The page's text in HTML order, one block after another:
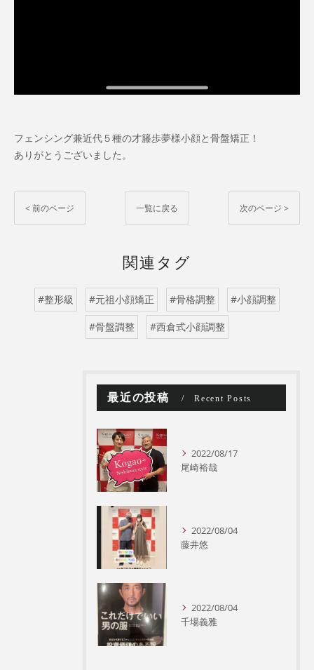
フェンシング兼近代５種の才籐歩夢様小顔と骨盤矯正！
ありがとうございました。
< 前のページ 一覧に戻る 次のページ >
関連タグ
#整形級 #元祖小顔矯正 #骨格調整 #小顔調整
#骨盤調整 #西倉式小顔調整
最近の投稿 Recent Posts
2022/08/17
尾崎裕哉
2022/08/04
藤井悠
2022/08/04
千場義雅